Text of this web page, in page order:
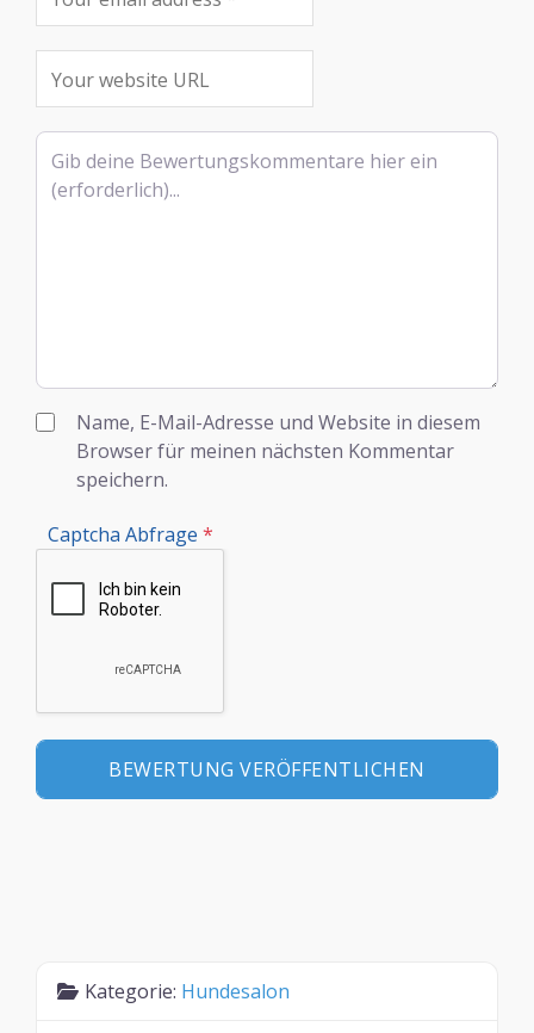
Rezensionstext
Name, E-Mail-Adresse und Website in diesem
Browser für meinen nächsten Kommentar
speichern.
Captcha Abfrage *
Kategorie: Hundesalon